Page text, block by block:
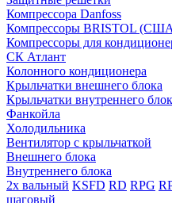
Компрессора Danfoss
Компрессоры BRISTOL
Компрессоры для
СК Атлант
Колонного кондиционера
Крыльчатки внешнего блока
Крыльчатки внутреннего
Фанкойла
Холодильника
Вентилятор с крыльчаткой
Внешнего блока
Внутреннего блока
2х вальный KSFD RD RPG
шаговый